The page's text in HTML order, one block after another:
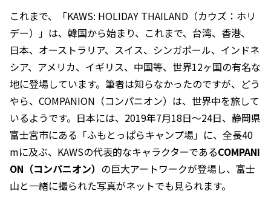
これまで、「KAWS: HOLIDAY THAILAND（カウズ：ホリ
デー）」は、韓国から始まり、これまで、台湾、香港、
日本、オーストラリア、スイス、シンガポール、インドネ
シア、アメリカ、イギリス、中国等、世界12ヶ国の有名な
地に登場しています。筆者は知らなかったのですが、どう
やら、COMPANION（コンパニオン）は、世界中を旅して
いるようです。日本には、2019年7月18日～24日、静岡県
富士宮市にある「ふもとっぱらキャンプ場」に、全長40
mに及ぶ、KAWSの代表的なキャラクターであるCOMPANI
ON（コンパニオン） の巨大アートワークが登場し、富士
山と一緒に撮られた写真がネットでも見られます。